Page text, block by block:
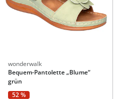
wonderwalk
Bequem-Pantolette „Blume“
grün
52 %